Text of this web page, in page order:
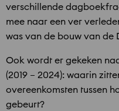
verschillende
mee naar een ver
was van de bouw van de
Ook wordt er gekeken
(2019 – 2024): waarin
overeenkomsten tussen
gebeurt?